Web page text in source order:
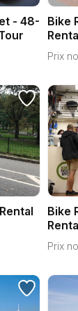
- 48-
Bike
Prix
Bike
Prix